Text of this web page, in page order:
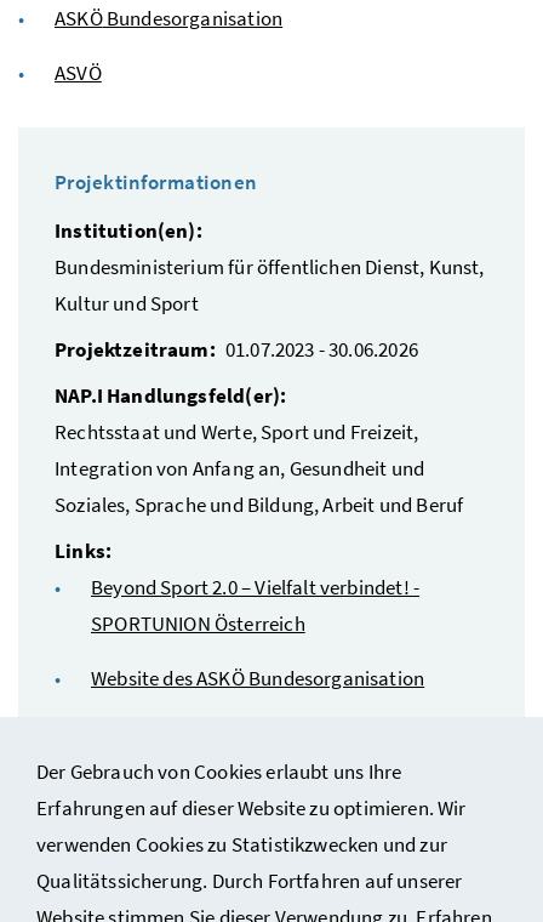
Der Gebrauch von Cookies erlaubt uns Ihre
Erfahrungen auf dieser Website zu optimieren. Wir
verwenden Cookies zu Statistikzwecken und zur
Qualitätssicherung. Durch Fortfahren auf unserer
ASKÖBundesorganisation
ASVÖ
Projektinformationen
Institution(en):
Bundesministerium für öffentlichen Dienst, Kunst,
Kultur und Sport
Projektzeitraum: 01.07.2023 - 30.06.2026
NAP.I Handlungsfeld(er):
Rechtsstaat und Werte, Sport und Freizeit,
Integration von Anfang an, Gesundheit und
Soziales, Sprache und Bildung, Arbeit und Beruf
Links:
Beyond Sport 2.0 – Vielfalt verbindet! -
SPORTUNION Österreich
Website des ASKÖ Bundesorganisation